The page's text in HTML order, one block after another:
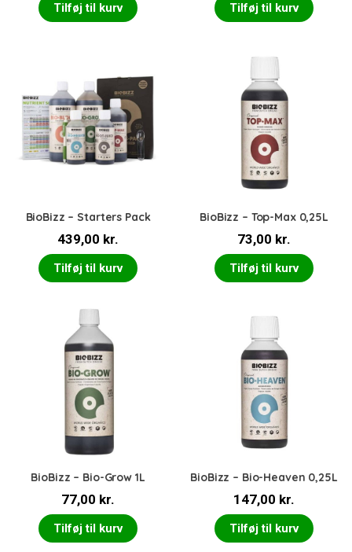
Tilføj til kurv Tilføj til kurv
BioBizz – Starters Pack
439,00 kr.
Tilføj til kurv
BioBizz – Top-Max 0,25L
73,00 kr.
Tilføj til kurv
BioBizz – Bio-Grow 1L
77,00 kr.
Tilføj til kurv
BioBizz – Bio-Heaven 0,25L
147,00 kr.
Tilføj til kurv